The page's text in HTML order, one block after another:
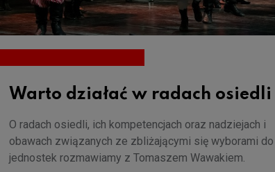
Warto działać w radach osiedli
O radach osiedli, ich kompetencjach oraz nadziejach i
obawach związanych ze zbliżającymi się wyborami
jednostek rozmawiamy z Tomaszem Wawakiem.